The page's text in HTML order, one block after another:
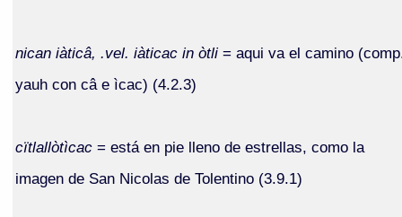
nican iàticâ, .vel. iàticac in òtli = aqui va el camino
yauh con câ e ìcac) (4.2.3)
cïtlallòtìcac = está en pie lleno de estrellas, como la
imagen de San Nicolas de Tolentino (3.9.1)